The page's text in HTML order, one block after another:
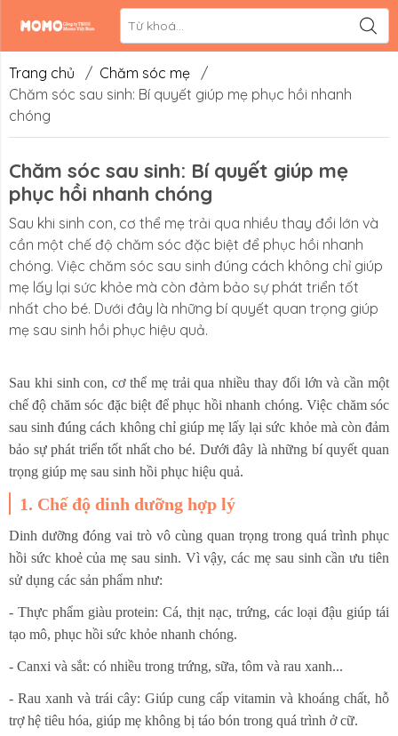
Liên hệ
Hệ thống đối
Trang chủ / Chăm sóc mẹ
/
Chăm sóc sau sinh: Bí quyết giúp mẹ phục hồi nhanh
chóng
Chăm sóc sau sinh: Bí quyết giúp mẹ
phục hồi nhanh chóng
Sau khi sinh con, cơ thể mẹ trải qua nhiều thay đổi lớn và
cần một chế độ chăm sóc đặc biệt để phục hồi nhanh
chóng. Việc chăm sóc sau sinh đúng cách không chỉ giúp
mẹ lấy lại sức khỏe mà còn đảm bảo sự phát triển tốt
nhất cho bé. Dưới đây là những bí quyết quan trọng giúp
mẹ sau sinh hồi phục hiệu quả.
Sau khi sinh con, cơ thể mẹ trải qua nhiều thay đổi lớn và cần một
chế độ chăm sóc đặc biệt để phục hồi nhanh chóng. Việc chăm sóc
sau sinh đúng cách không chỉ giúp mẹ lấy lại sức khỏe mà còn đảm
bảo sự phát triển tốt nhất cho bé. Dưới đây là những bí quyết quan
trọng giúp mẹ sau sinh hồi phục hiệu quả.
1. Chế độ dinh dưỡng hợp lý
Dinh dưỡng đóng vai trò vô cùng quan trọng trong quá trình phục
hồi sức khoẻ của mẹ sau sinh. Vì vậy, các mẹ sau sinh cần ưu tiên
sử dụng các sản phẩm như:
- Thực phẩm giàu protein: Cá, thịt nạc, trứng, các loại đậu giúp tái
tạo mô, phục hồi sức khỏe nhanh chóng.
- Canxi và sắt: có nhiều trong trứng, sữa, tôm và rau xanh...
- Rau xanh và trái cây: Giúp cung cấp vitamin và khoáng chất, hỗ
trợ hệ tiêu hóa, giúp mẹ không bị táo bón trong quá trình ở cữ.